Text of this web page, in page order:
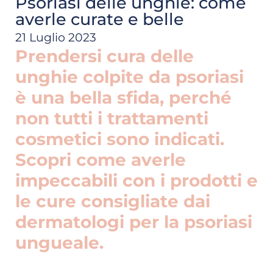
averle curate e belle
21 Luglio 2023
Prendersi cura delle
unghie colpite da psoriasi
è una bella sfida, perché
non tutti i trattamenti
cosmetici sono indicati.
Scopri come averle
impeccabili con i prodotti e
le cure consigliate dai
dermatologi per la psoriasi
ungueale.